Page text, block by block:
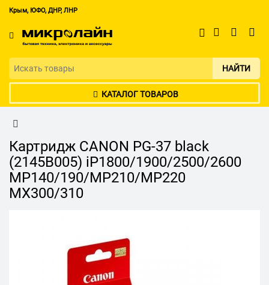
Крым, ЮФО, ДНР, ЛНР
НАЙТИ
КАТАЛОГ ТОВАРОВ
Картридж CANON PG-37 black
(2145B005) iP1800/1900/2500/2600
MP140/190/MP210/MP220
MX300/310